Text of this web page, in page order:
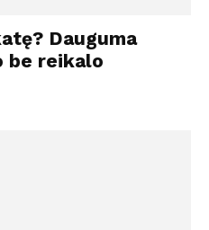
Dauguma
be reikalo